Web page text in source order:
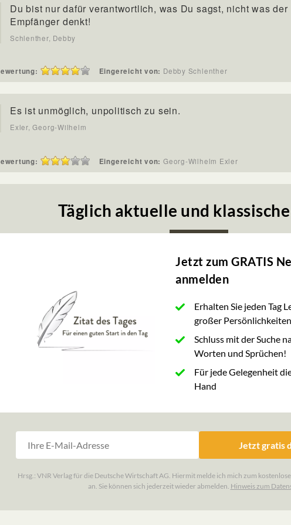
Du bist nur dafür verantwortlich, was Du sagst, nicht was der
Empfänger denkt!
Schlenther, Debby
Eingereicht von: Debby Schlenther
Es ist unmöglich, unpolitisch zu sein.
Exler, Georg-Wilhelm
Eingereicht von: Georg-Wilhelm Exler